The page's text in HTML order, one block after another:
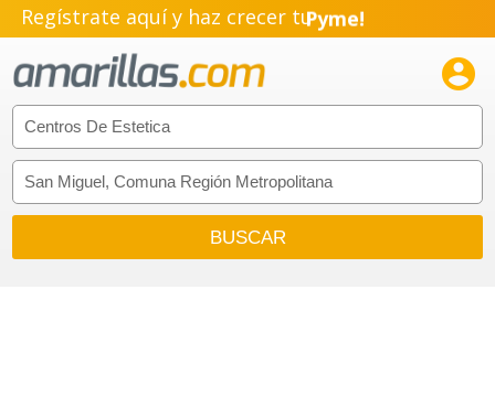
Regístrate aquí y haz crecer tuPyme!
Emprendimiento!
